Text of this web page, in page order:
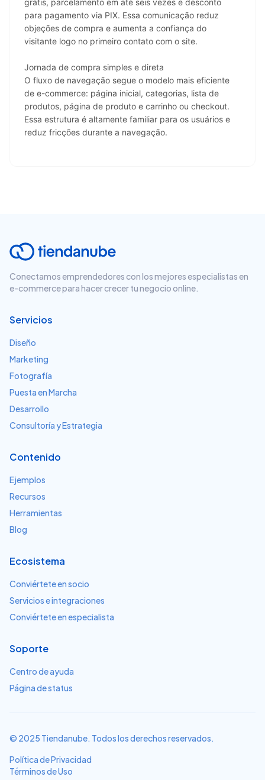
grátis, parcelamento em até seis vezes e desconto
para pagamento via PIX. Essa comunicação reduz
objeções de compra e aumenta a confiança do
visitante logo no primeiro contato com o site.
Jornada de compra simples e direta
O fluxo de navegação segue o modelo mais eficiente
de e-commerce: página inicial, categorias, lista de
produtos, página de produto e carrinho ou checkout.
Essa estrutura é altamente familiar para os usuários e
reduz fricções durante a navegação.
Conectamos emprendedores con los mejores especialistas en
e-commerce para hacer crecer tu negocio online.
Servicios
Diseño
Marketing
Fotografía
Puesta en Marcha
Desarrollo
Consultoría y Estrategia
Contenido
Ejemplos
Recursos
Herramientas
Blog
Ecosistema
Conviértete en socio
Servicios e integraciones
Conviértete en especialista
Soporte
Centro de ayuda
Página de status
© 2025 Tiendanube. Todos los derechos reservados.
Política de Privacidad
Términos de Uso